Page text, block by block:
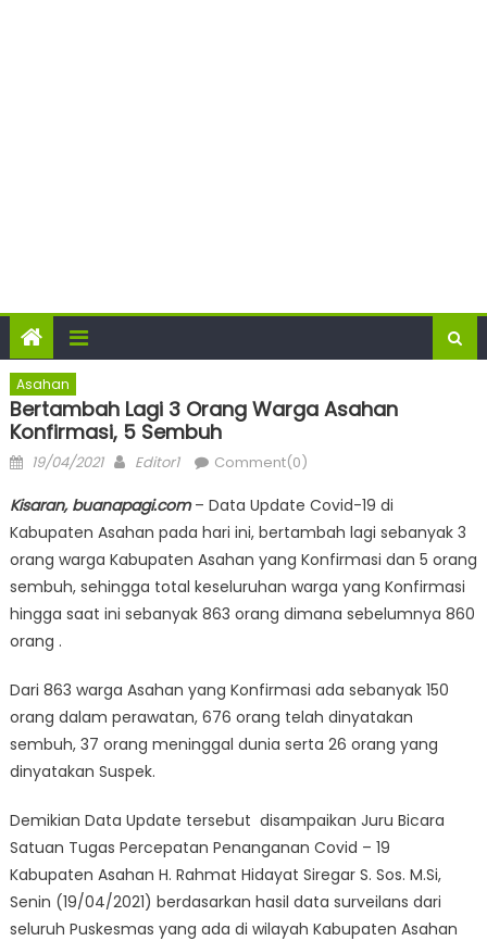
Asahan
Bertambah Lagi 3 Orang Warga Asahan
Konfirmasi, 5 Sembuh
Posted
19/04/2021 Author
Editor1 Comment(0)
Kisaran, buanapagi.com– Data Update Covid-19 di
Kabupaten Asahan pada hari ini, bertambah lagi sebanyak 3
orang warga Kabupaten Asahan yang Konfirmasi dan 5 orang
sembuh, sehingga total keseluruhan warga yang Konfirmasi
hingga saat ini sebanyak 863 orang dimana sebelumnya 860
orang .
Dari 863 warga Asahan yang Konfirmasi ada sebanyak 150
orang dalam perawatan, 676 orang telah dinyatakan
sembuh, 37 orang meninggal dunia serta 26 orang yang
dinyatakan Suspek.
Demikian Data Update tersebut disampaikan Juru Bicara
Satuan Tugas Percepatan Penanganan Covid – 19
Kabupaten Asahan H. Rahmat Hidayat Siregar S. Sos. M.Si,
Senin (19/04/2021) berdasarkan hasil data surveilans dari
seluruh Puskesmas yang ada di wilayah Kabupaten Asahan